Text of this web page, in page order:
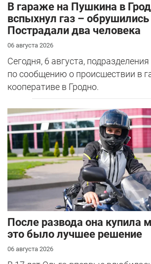
В гараже на Пушкина в
вспыхнул газ –
Пострадали два человека
06 августа 2026
Сегодня, 6 августа,
по сообщению о происшествии в
кооперативе в Гродно.
После развода она купила
это было лучшее решение
06 августа 2026